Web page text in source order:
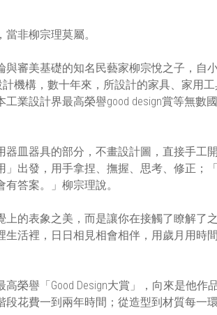
非柳宗理莫屬。
審美基礎的知名民藝家柳宗悅之子，自
機構，數十年來，所設計的家具、家用
業設計界最高榮譽good design賞等無數
皿器具的部分，不畫設計圖，直接手工
出發，用手拿捏、撫握、思考、修正；
答案。」柳宗理說。
的表象之美，而是讓你在接觸了瞭解了
活裡，日日相見相會相伴，用歲月用時
榮譽「Good Design大賞」，向來是他作
花費一到兩年時間；從造型到材質每一